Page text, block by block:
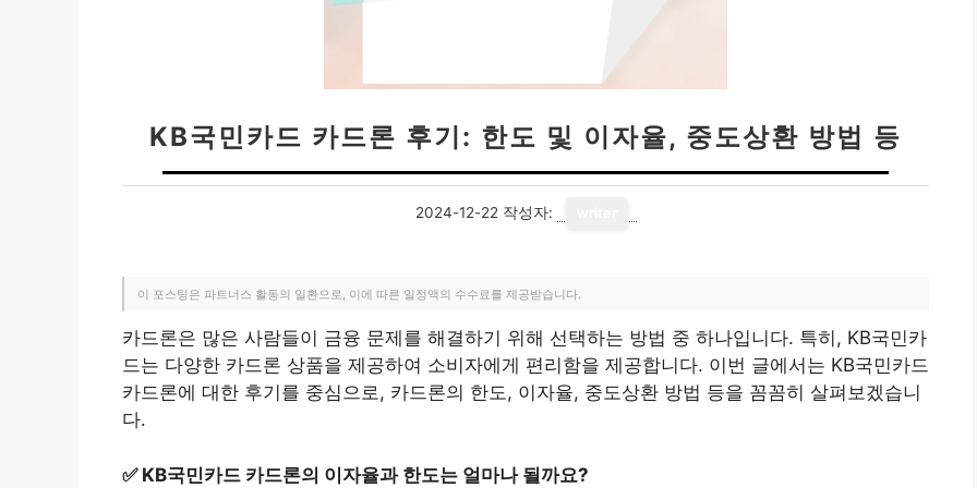
KB국민카드 카드론 후기: 한도 및 이자율, 중도상환 방법 등
2024-12-22 작성자:
이 포스팅은 파트너스 활동의 일환으로, 이에 따른 일정액의 수수료를 제공받습니다.
카드론은 많은 사람들이 금융 문제를 해결하기 위해 선택하는 방법 중 하나입니다. 특히, KB국민카
드는 다양한 카드론 상품을 제공하여 소비자에게 편리함을 제공합니다. 이번 글에서는 KB국민카드
카드론에 대한 후기를 중심으로, 카드론의 한도, 이자율, 중도상환 방법 등을 꼼꼼히 살펴보겠습니
다.
✅ KB국민카드 카드론의 이자율과 한도는 얼마나 될까요?